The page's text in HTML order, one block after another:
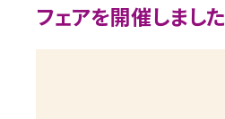
フェアを開催しました